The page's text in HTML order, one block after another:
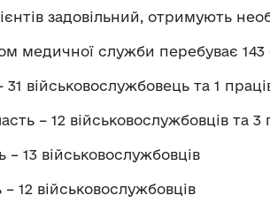
задовільний, отримують
медичної служби перебуває 143
військовослужбовець та 1
– 12 військовослужбовців та 3
– 13 військовослужбовців
– 12 військовослужбовців